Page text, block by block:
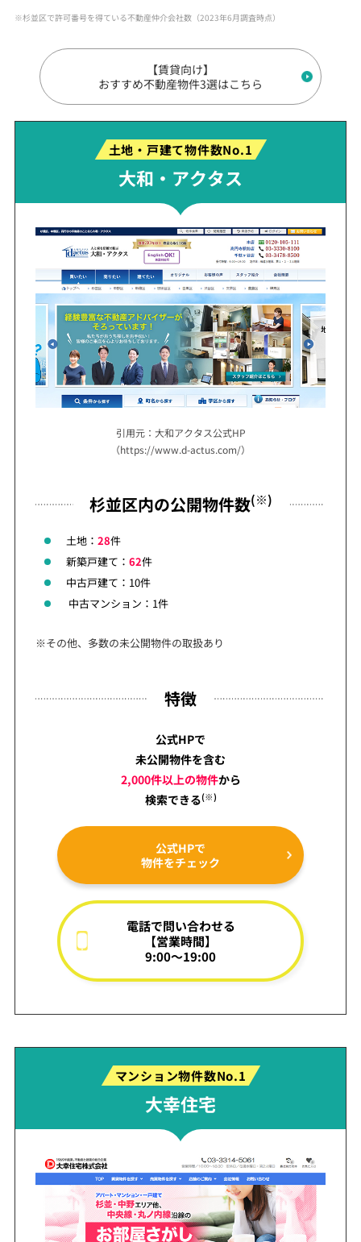
※杉並区で許可番号を得ている不動産仲介会社数（2023年6月調査時点）
【賃貸向け】
おすすめ不動産物件3選はこちら
土地・戸建て物件数No.1
大和・アクタス
引用元：大和アクタス公式HP
（https://www.d-actus.com/）
杉並区内の公開物件数(※)
土地： 28件
新築戸建て： 62件
中古戸建て：10件
中古マンション：1件
※その他、多数の未公開物件の取扱あり
特徴
公式HPで
未公開物件を含む
2,000件以上の物件から
検索できる(※)
公式HPで
物件をチェック
電話で問い合わせる
【営業時間】
9:00～19:00
マンション物件数No.1
大幸住宅